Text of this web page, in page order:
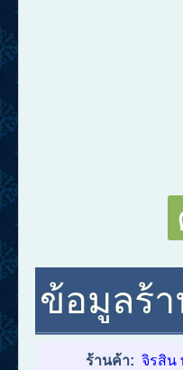
ข้อมูลร้
ร้านค้า: จิรสิน